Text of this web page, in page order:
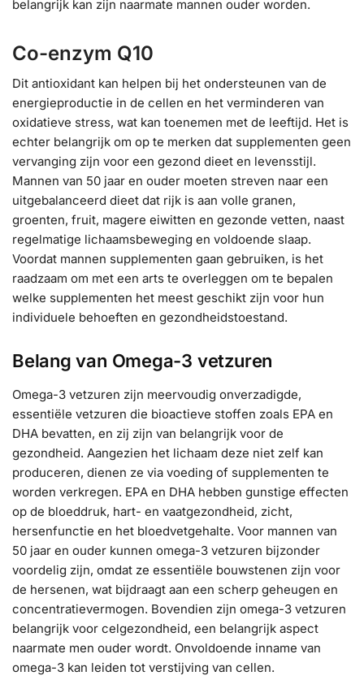
belangrijk kan zijn naarmate mannen ouder worden.
Co-enzym Q10
Dit antioxidant kan helpen bij het ondersteunen van de
energieproductie in de cellen en het verminderen van
oxidatieve stress, wat kan toenemen met de leeftijd. Het is
echter belangrijk om op te merken dat supplementen geen
vervanging zijn voor een gezond dieet en levensstijl.
Mannen van 50 jaar en ouder moeten streven naar een
uitgebalanceerd dieet dat rijk is aan volle granen,
groenten, fruit, magere eiwitten en gezonde vetten, naast
regelmatige lichaamsbeweging en voldoende slaap.
Voordat mannen supplementen gaan gebruiken, is het
raadzaam om met een arts te overleggen om te bepalen
welke supplementen het meest geschikt zijn voor hun
individuele behoeften en gezondheidstoestand.
Belang van Omega-3 vetzuren
Omega-3 vetzuren zijn meervoudig onverzadigde,
essentiële vetzuren die bioactieve stoffen zoals EPA en
DHA bevatten, en zij zijn van belangrijk voor de
gezondheid. Aangezien het lichaam deze niet zelf kan
produceren, dienen ze via voeding of supplementen te
worden verkregen. EPA en DHA hebben gunstige effecten
op de bloeddruk, hart- en vaatgezondheid, zicht,
hersenfunctie en het bloedvetgehalte. Voor mannen van
50 jaar en ouder kunnen omega-3 vetzuren bijzonder
voordelig zijn, omdat ze essentiële bouwstenen zijn voor
de hersenen, wat bijdraagt aan een scherp geheugen en
concentratievermogen. Bovendien zijn omega-3 vetzuren
belangrijk voor celgezondheid, een belangrijk aspect
naarmate men ouder wordt. Onvoldoende inname van
omega-3 kan leiden tot verstijving van cellen.